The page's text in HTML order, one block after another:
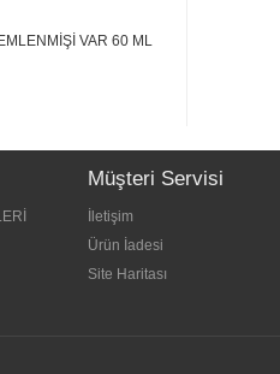
VAR 60 ML
Müşteri Servisi
İletişim
Ürün İadesi
Site Haritası